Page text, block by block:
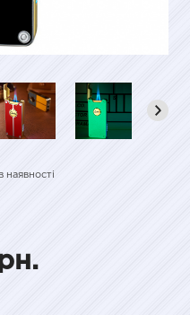
наявності